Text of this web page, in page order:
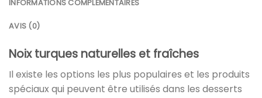
INFORMATIONS COMPLÉMENTAIRES
AVIS (0)
Noix turques naturelles et fraîches
Il existe les options les plus populaires et les produits
spéciaux qui peuvent être utilisés dans les desserts